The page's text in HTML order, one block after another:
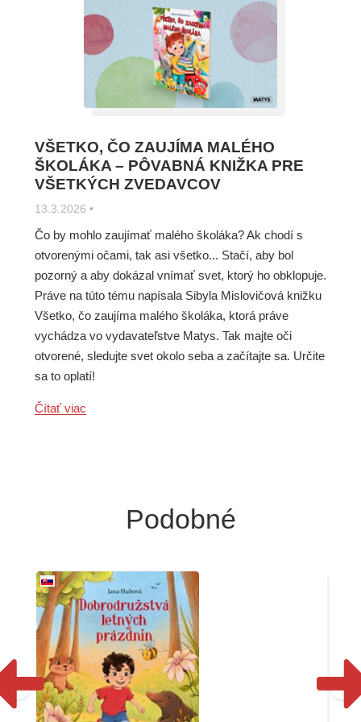
VŠETKO, ČO ZAUJÍMA MALÉHO
ŠKOLÁKA – PÔVABNÁ KNIŽKA PRE
VŠETKÝCH ZVEDAVCOV
13.3.2026 •
Čo by mohlo zaujímať malého školáka? Ak chodí s
otvorenými očami, tak asi všetko... Stačí, aby bol
pozorný a aby dokázal vnímať svet, ktorý ho obklopuje.
Práve na túto tému napísala Sibyla Mislovičová knižku
Všetko, čo zaujíma malého školáka, ktorá práve
vychádza vo vydavateľstve Matys. Tak majte oči
otvorené, sledujte svet okolo seba a začítajte sa. Určite
sa to oplatí!
Čítať viac
Podobné